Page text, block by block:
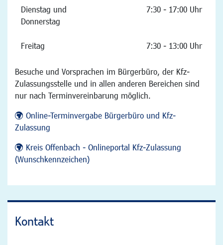
Dienstag und
Donnerstag
7:30 - 17:00 Uhr
Freitag 7:30 - 13:00 Uhr
Besuche und Vorsprachen im Bürgerbüro, der Kfz-
Zulassungsstelle und in allen anderen Bereichen sind
nur nach Terminvereinbarung möglich.
Online-Terminvergabe Bürgerbüro und Kfz-
Zulassung
Kreis Offenbach - Onlineportal Kfz-Zulassung
(Wunschkennzeichen)
Kontakt